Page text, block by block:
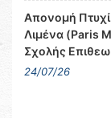
Απονομή
Λιμένα (Paris
Σχολής
24/07/26